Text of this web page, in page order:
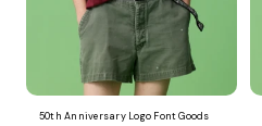
50th Anniversary Logo Font Goods